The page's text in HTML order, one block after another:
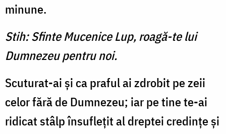
minune.
Stih: Sfinte Mucenice Lup, roagă-te lui
Dumnezeu pentru noi.
Scuturat-ai şi ca praful ai zdrobit pe zeii
celor fără de Dumnezeu; iar pe tine te-ai
ridicat stâlp însufleţit al dreptei credinţe şi